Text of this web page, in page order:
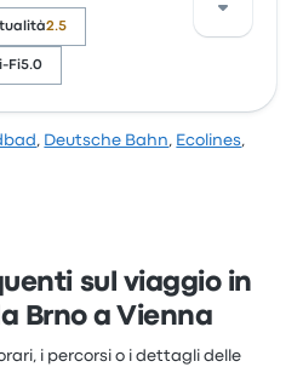
più breve dura circa 1 ora
ti porta dove desideri a
2.5
Fi5.0
la compagnia è stata
da 13 €
, Deutsche Bahn, Ecolines,
sul viaggio in
Brno a Vienna
i percorsi o i dettagli delle